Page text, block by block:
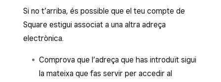
Si no t’arriba, és possible que el teu compte de
Square estigui associat a una altra adreça
electrònica.
Comprova que l’adreça que has introduït sigui
la mateixa que fas servir per accedir al